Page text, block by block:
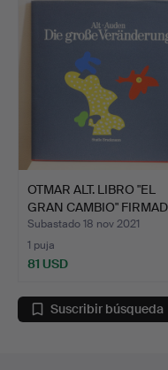
OTMAR ALT. LIBRO "EL
GRAN CAMBIO"
…
Subastado 18 nov 2021
1 puja
81 USD
Suscribir búsqueda